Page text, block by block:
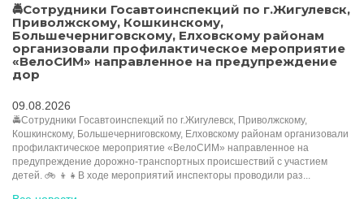
🚔Сотрудники Госавтоинспекций по г.Жигулевск,
Приволжскому, Кошкинскому,
Большечерниговскому, Елховскому районам
организовали профилактическое мероприятие
«ВелоСИМ» направленное на предупреждение
дор
09.08.2026
🚔Сотрудники Госавтоинспекций по г.Жигулевск, Приволжскому,
Кошкинскому, Большечерниговскому, Елховскому районам организовали
профилактическое мероприятие «ВелоСИМ» направленное на
предупреждение дорожно-транспортных происшествий с участием
детей. 🚲 👦👧В ходе мероприятий инспекторы проводили раз...